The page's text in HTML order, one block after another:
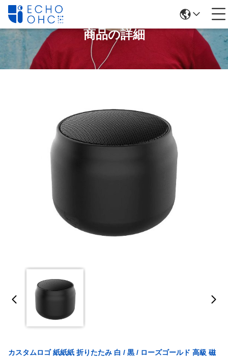
商品の詳細
カスタムロゴ 紙紙紙 折りたたみ 白 / 黒 / ローズゴールド 高級 磁